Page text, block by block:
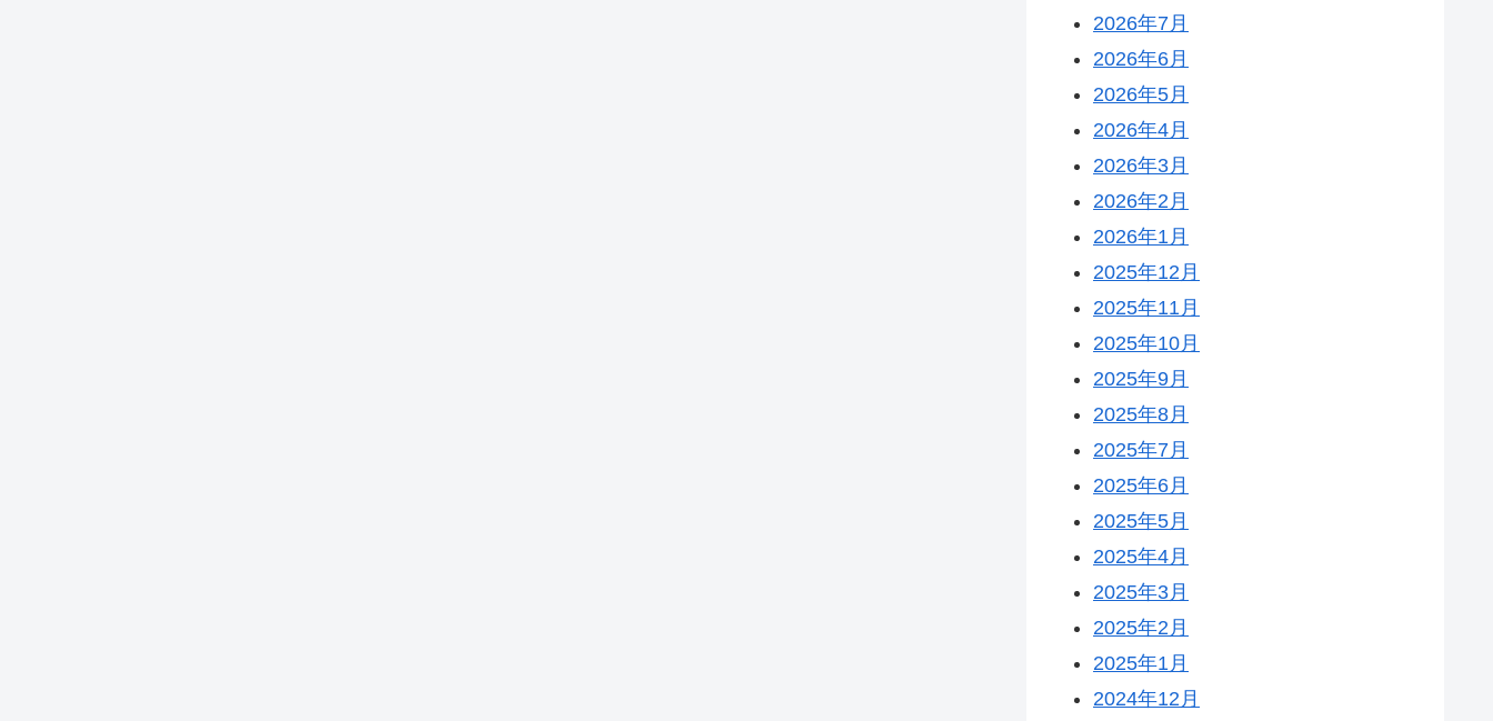
2026年7月
2026年6月
2026年5月
2026年4月
2026年3月
2026年2月
2026年1月
2025年12月
2025年11月
2025年10月
2025年9月
2025年8月
2025年7月
2025年6月
2025年5月
2025年4月
2025年3月
2025年2月
2025年1月
2024年12月